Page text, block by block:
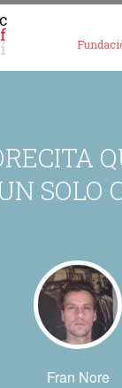
SOLO
Fran Nore